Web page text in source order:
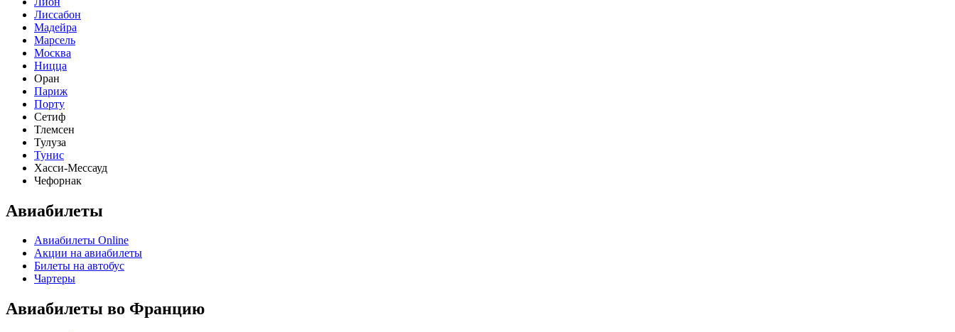
Лиссабон
Мадейра
Марсель
Москва
Ницца
Оран
Париж
Порту
Сетиф
Тлемсен
Тулуза
Тунис
Хасси-Мессауд
Чефорнак
Авиабилеты
Авиабилеты Online
Акции на авиабилеты
Билеты на автобус
Чартеры
Авиабилеты во Францию